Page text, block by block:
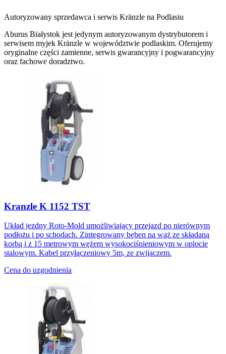
Autoryzowany sprzedawca i serwis Kränzle na Podlasiu
Aburus Białystok jest jedynym autoryzowanym dystrybutorem i
serwisem myjek Kränzle w województwie podlaskim. Oferujemy
oryginalne części zamienne, serwis gwarancyjny i pogwarancyjny
oraz fachowe doradztwo.
Kranzle K 1152 TST
Układ jezdny Roto-Mold umożliwiający przejazd po nierównym
podłożu i po schodach. Zintegrowany bęben na wąż ze składaną
korbą i z 15 metrowym wężem wysokociśnieniowym w oplocie
stalowym. Kabel przyłączeniowy 5m, ze zwijaczem.
Cena do uzgodnienia